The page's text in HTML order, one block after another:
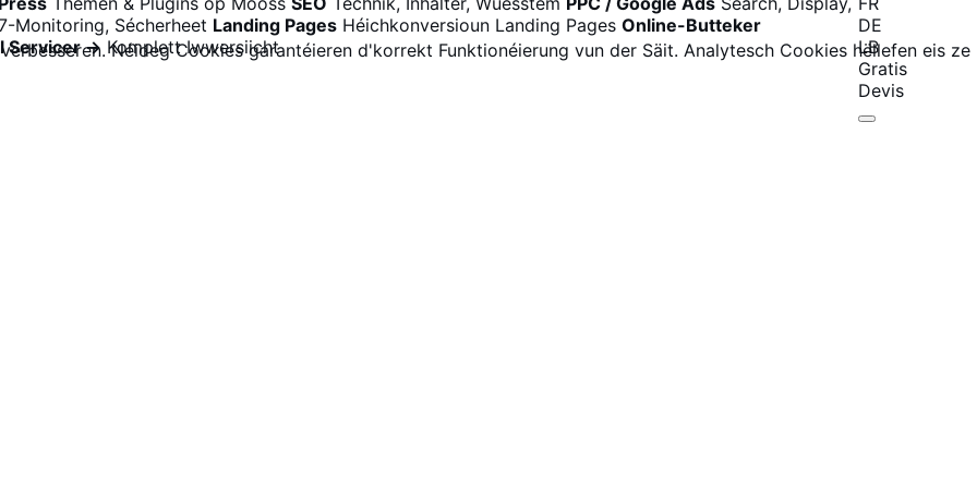
Néideg Cookies garantéieren d'korrekt Funktionéierung vun der Säit. Analytesch Cookies hëllefen eis ze
Monitoring, Sécherheet Landing Pages Héichkonversioun Landing Pages Online-Butteker
Servicer → Komplett Iwwersiicht
DE
LB
Gratis
Devis